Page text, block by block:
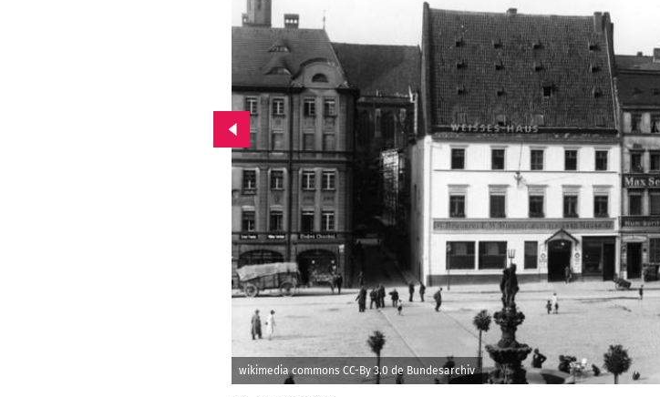
wikimedia commons CC-By 3.0 de Bundesarchiv
Przejdź do poprzedniego zdjęcia.